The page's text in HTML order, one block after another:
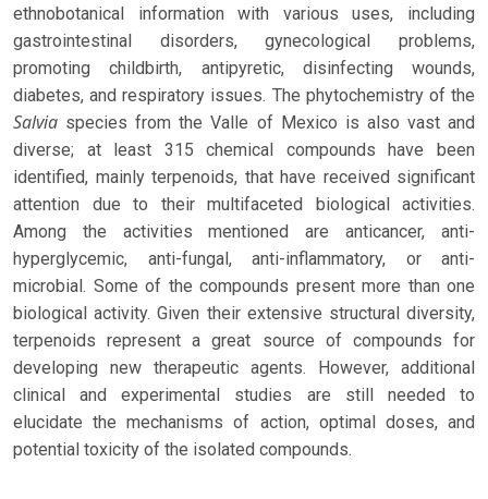
ethnobotanical information with various uses, including
gastrointestinal disorders, gynecological problems,
promoting childbirth, antipyretic, disinfecting wounds,
diabetes, and respiratory issues. The phytochemistry of the
Salvia species from the Valle of Mexico is also vast and
diverse; at least 315 chemical compounds have been
identified, mainly terpenoids, that have received significant
attention due to their multifaceted biological activities.
Among the activities mentioned are anticancer, anti-
hyperglycemic, anti-fungal, anti-inflammatory, or anti-
microbial. Some of the compounds present more than one
biological activity. Given their extensive structural diversity,
terpenoids represent a great source of compounds for
developing new therapeutic agents. However, additional
clinical and experimental studies are still needed to
elucidate the mechanisms of action, optimal doses, and
potential toxicity of the isolated compounds.